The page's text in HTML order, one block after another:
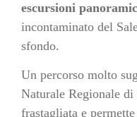
escursioni
incontaminato del
sfondo.
Un percorso molto
Naturale Regionale di
frastagliata e